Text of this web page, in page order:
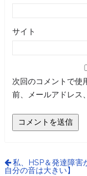
サイト
次回のコメントで使
前、メールアドレス
私、HSP＆発達障害
自分の音は大きい】